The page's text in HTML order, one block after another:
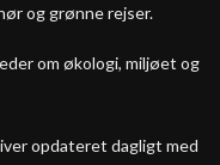
og grønne rejser.
om økologi, miljøet og
opdateret dagligt med